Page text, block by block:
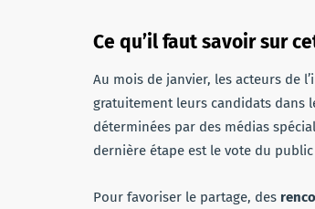
Ce qu’il faut savoir sur
Au mois de janvier, les acteurs de
gratuitement leurs candidats dans
déterminées par des médias
dernière étape est le vote du
Pour favoriser le partage, des